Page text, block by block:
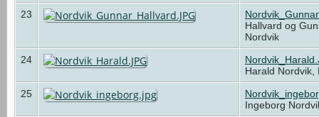
23
Hallvard og
Nordvik
24
Harald
25
Ingeborg